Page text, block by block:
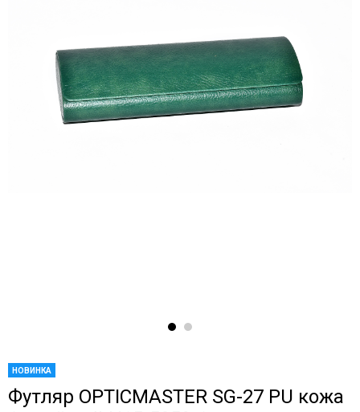
НОВИНКА
Футляр OPTICMASTER SG-27 PU кожа